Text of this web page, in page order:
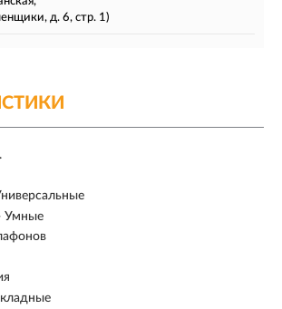
д. 6, стр. 1)
Умные